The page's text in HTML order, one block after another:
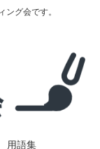
グ会です。
用語集